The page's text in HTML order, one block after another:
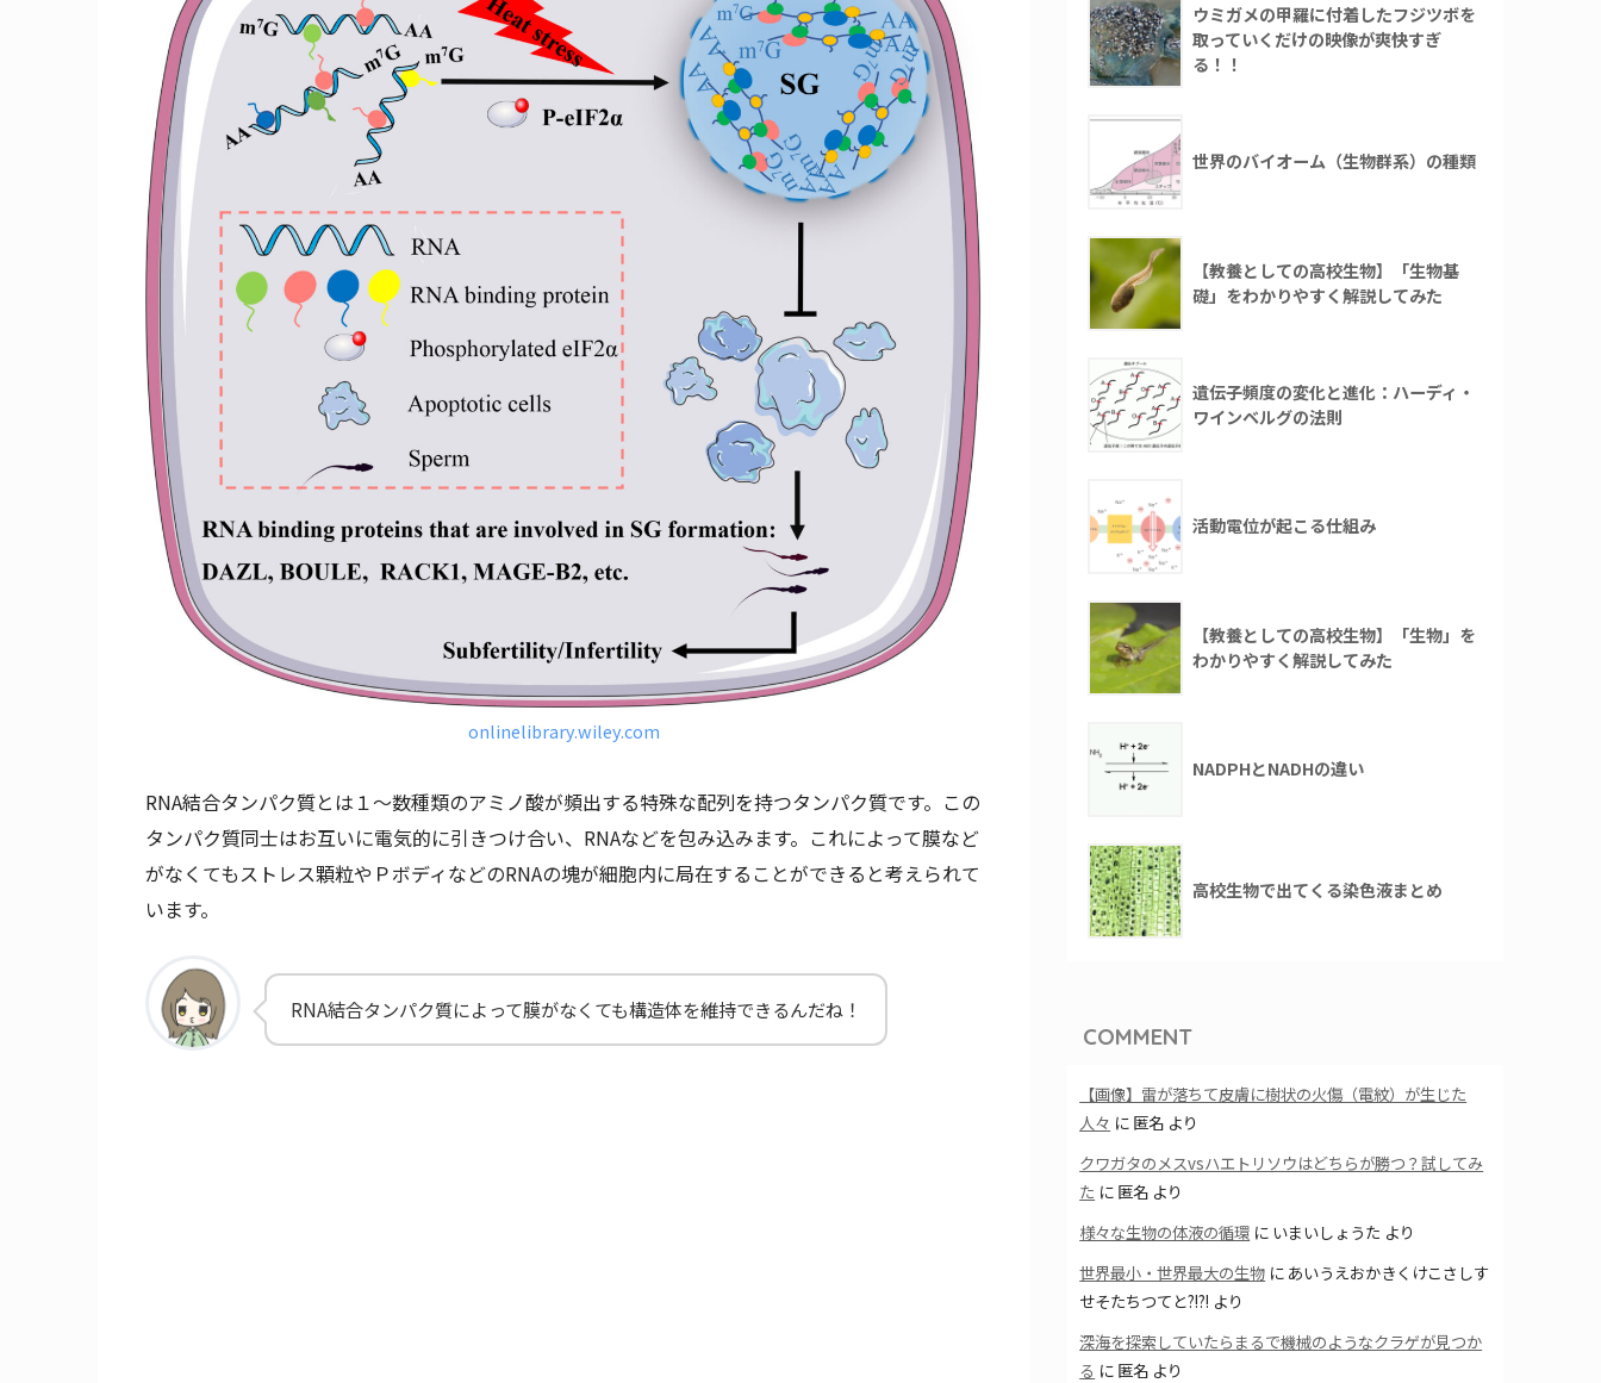
onlinelibrary.wiley.com
RNA結合タンパク質とは１～数種類のアミノ酸が頻出する特殊な配列を持つタンパク質です。この
タンパク質同士はお互いに電気的に引きつけ合い、RNAなどを包み込みます。これによって膜など
がなくてもストレス顆粒やＰボディなどのRNAの塊が細胞内に局在することができると考えられて
います。
RNA結合タンパク質によって膜がなくても構造体を維持できるんだね！
ウミガメの甲羅に付着したフジツボを
取っていくだけの映像が爽快すぎ
る！！
世界のバイオーム（生物群系）の種類
【教養としての高校生物】「生物基
礎」をわかりやすく解説してみた
遺伝子頻度の変化と進化：ハーディ・
ワインベルグの法則
活動電位が起こる仕組み
【教養としての高校生物】「生物」を
わかりやすく解説してみた
NADPHとNADHの違い
高校生物で出てくる染色液まとめ
COMMENT
【画像】雷が落ちて皮膚に樹状の火傷（電紋）が生じた
人々 に 匿名 より
クワガタのメスvsハエトリソウはどちらが勝つ？試してみ
た に 匿名 より
様々な生物の体液の循環 に いまいしょうた より
世界最小・世界最大の生物 に あいうえおかきくけこさしす
せそたちつてと?!?! より
深海を探索していたらまるで機械のようなクラゲが見つか
る に 匿名 より